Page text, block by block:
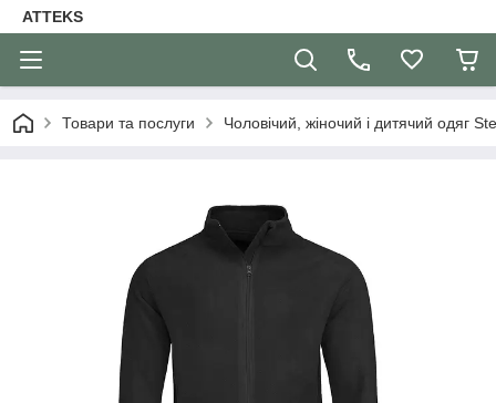
ATTEKS
Товари та послуги Чоловічий, жіночий і дитячий одяг